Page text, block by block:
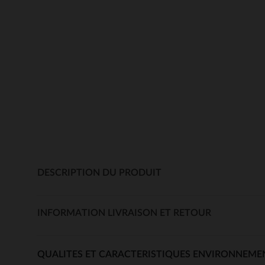
DESCRIPTION DU PRODUIT
INFORMATION LIVRAISON ET RETOUR
QUALITES ET CARACTERISTIQUES